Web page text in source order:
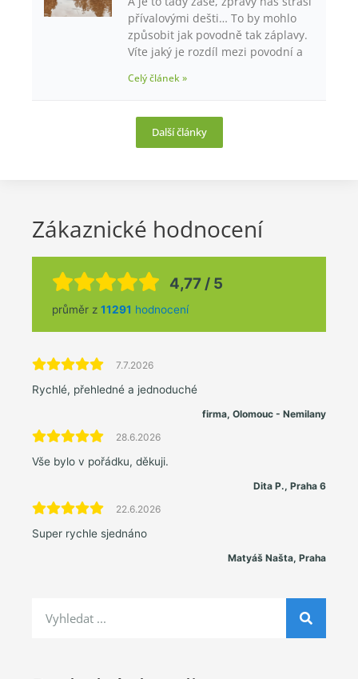
přívalovými dešti… To by mohlo
způsobit jak povodně tak záplavy.
Víte jaký je rozdíl mezi povodní a
Celý článek »
Další články
Zákaznické hodnocení
4,77 / 5
průměr z 11291 hodnocení
7.7.2026
Rychlé, přehledné a jednoduché
firma, Olomouc - Nemilany
28.6.2026
Vše bylo v pořádku, děkuji.
Dita P., Praha 6
22.6.2026
Super rychle sjednáno
Matyáš Našta, Praha